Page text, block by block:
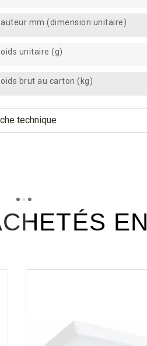
mm (dimension unitaire)
unitaire (g)
brut au carton (kg)
technique